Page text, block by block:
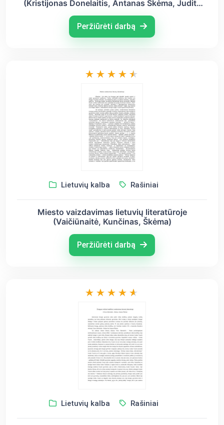
(Kristijonas Donelaitis, Antanas Škėma, Judita
Peržiūrėti darbą
Lietuvių kalba Rašiniai
Miesto vaizdavimas lietuvių literatūroje
(Vaičiūnaitė, Kunčinas, Škėma)
Peržiūrėti darbą
Lietuvių kalba Rašiniai